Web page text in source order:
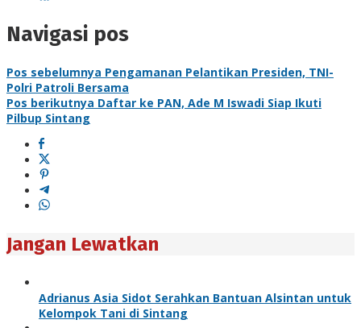
Navigasi pos
Pos sebelumnya Pengamanan Pelantikan Presiden, TNI-
Polri Patroli Bersama
Pos berikutnya Daftar ke PAN, Ade M Iswadi Siap Ikuti
Pilbup Sintang
Jangan Lewatkan
Adrianus Asia Sidot Serahkan Bantuan Alsintan untuk
Kelompok Tani di Sintang